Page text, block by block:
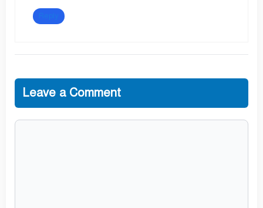
Leave a Comment
Comment